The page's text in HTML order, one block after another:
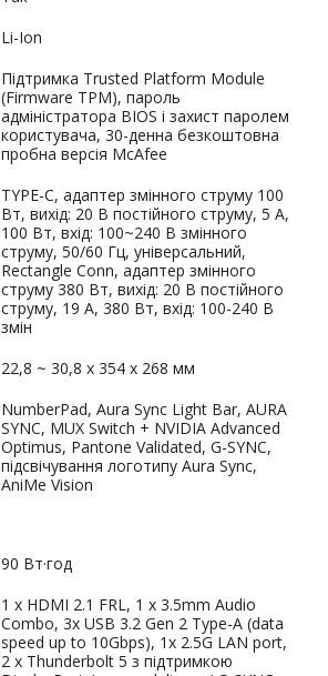
Li-Ion
Підтримка Trusted Platform Module
(Firmware TPM), пароль
адміністратора BIOS і захист паролем
користувача, 30-денна безкоштовна
пробна версія McAfee
TYPE-C, адаптер змінного струму 100
Вт, вихід: 20 В постійного струму, 5 A,
100 Вт, вхід: 100~240 В змінного
струму, 50/60 Гц, універсальний,
Rectangle Conn, адаптер змінного
струму 380 Вт, вихід: 20 В постійного
струму, 19 А, 380 Вт, вхід: 100-240 В
змін
22,8 ~ 30,8 x 354 x 268 мм
NumberPad, Aura Sync Light Bar, AURA
SYNC, MUX Switch + NVIDIA Advanced
Optimus, Pantone Validated, G-SYNC,
підсвічування логотипу Aura Sync,
AniMe Vision
90 Вт·год
1 x HDMI 2.1 FRL, 1 x 3.5mm Audio
Combo, 3x USB 3.2 Gen 2 Type-A (data
speed up to 10Gbps), 1x 2.5G LAN port,
2 x Thunderbolt 5 з підтримкою